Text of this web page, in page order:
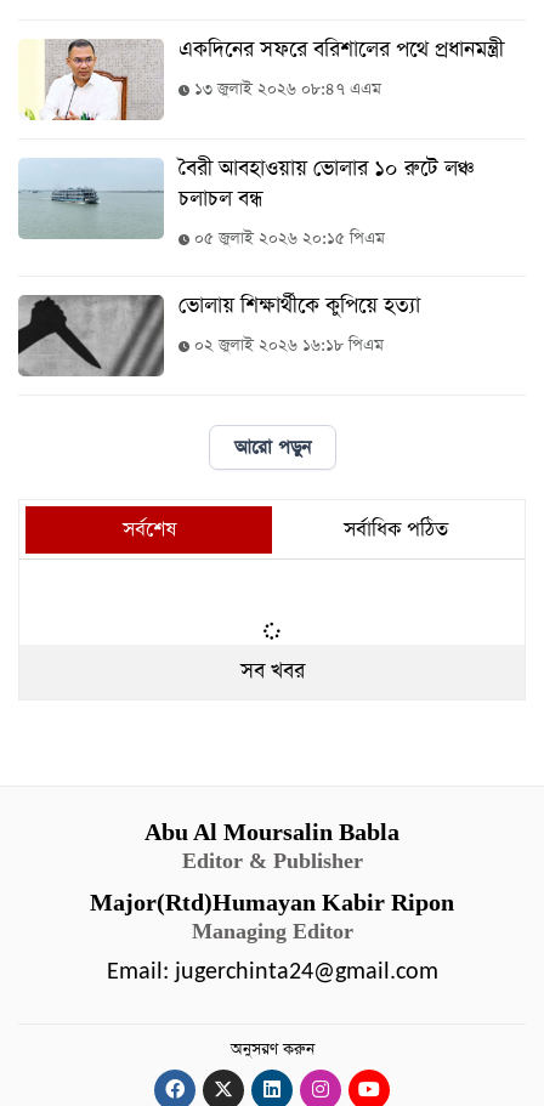
একদিনের সফরে বরিশালের পথে প্রধানমন্ত্রী
১৩ জুলাই ২০২৬ ০৮:৪৭ এএম
বৈরী আবহাওয়ায় ভোলার ১০ রুটে লঞ্চ
চলাচল বন্ধ
০৫ জুলাই ২০২৬ ২০:১৫ পিএম
ভোলায় শিক্ষার্থীকে কুপিয়ে হত্যা
০২ জুলাই ২০২৬ ১৬:১৮ পিএম
আরো পড়ুন
সর্বশেষ সর্বাধিক পঠিত
সব খবর
Abu Al Moursalin Babla
Editor & Publisher
Major(Rtd)Humayan Kabir Ripon
Managing Editor
Email: jugerchinta24@gmail.com
অনুসরণ করুন